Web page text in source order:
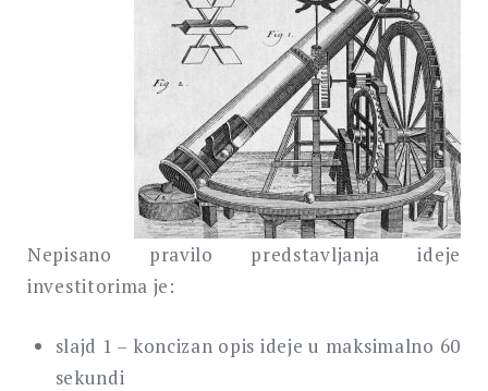
Nepisano pravilo predstavljanja ideje
investitorima je:
slajd 1 – koncizan opis ideje u maksimalno 60
sekundi